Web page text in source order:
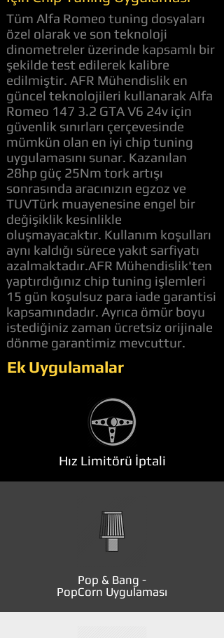
Tüm Alfa Romeo tuning dosyaları
özel olarak ve son teknoloji
dinometreler üzerinde kapsamlı bir
şekilde test edilerek kalibre
edilmiştir. AFR Mühendislik en
güncel teknolojileri kullanarak Alfa
Romeo 147 3.2 GTA V6 24v için
güvenlik sınırları çerçevesinde
mümkün olan en iyi chip tuning
uygulamasını sunar. Kazanılan
28hp güç 25Nm tork artışı
sonrasında aracınızın egzoz ve
TUVTürk muayenesine engel bir
değişiklik kesinlikle
oluşmayacaktır. Kullanım koşulları
aynı kaldığı sürece yakıt sarfiyatı
azalmaktadır.AFR Mühendislik'ten
yaptırdığınız chip tuning işlemleri
15 gün koşulsuz para iade garantisi
kapsamındadır. Ayrıca ömür boyu
istediğiniz zaman ücretsiz orijinale
dönme garantimiz mevcuttur.
Ek Uygulamalar
Hız Limitörü İptali
Pop & Bang -
PopCorn Uygulaması